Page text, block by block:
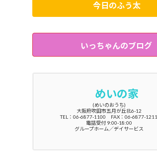
今日のふう太
いっちゃんのブログ
めいの家
(めいのおうち)
大阪府吹田市五月が丘北6-12
TEL：06-6877-1100 FAX：06-6877-1211
電話受付 9:00-18:00
グループホーム／デイサービス